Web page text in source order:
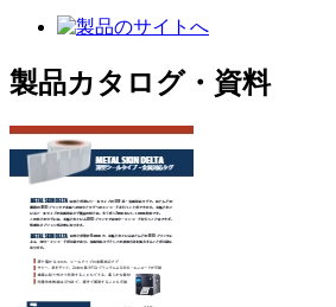
製品カタログ・資料